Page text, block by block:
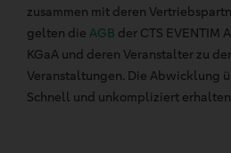
zusammen mit deren
gelten die AGB der CTS EVENTIM
KGaA und deren Veranstalter zu
Veranstaltungen. Die Abwicklung
Schnell und unkompliziert